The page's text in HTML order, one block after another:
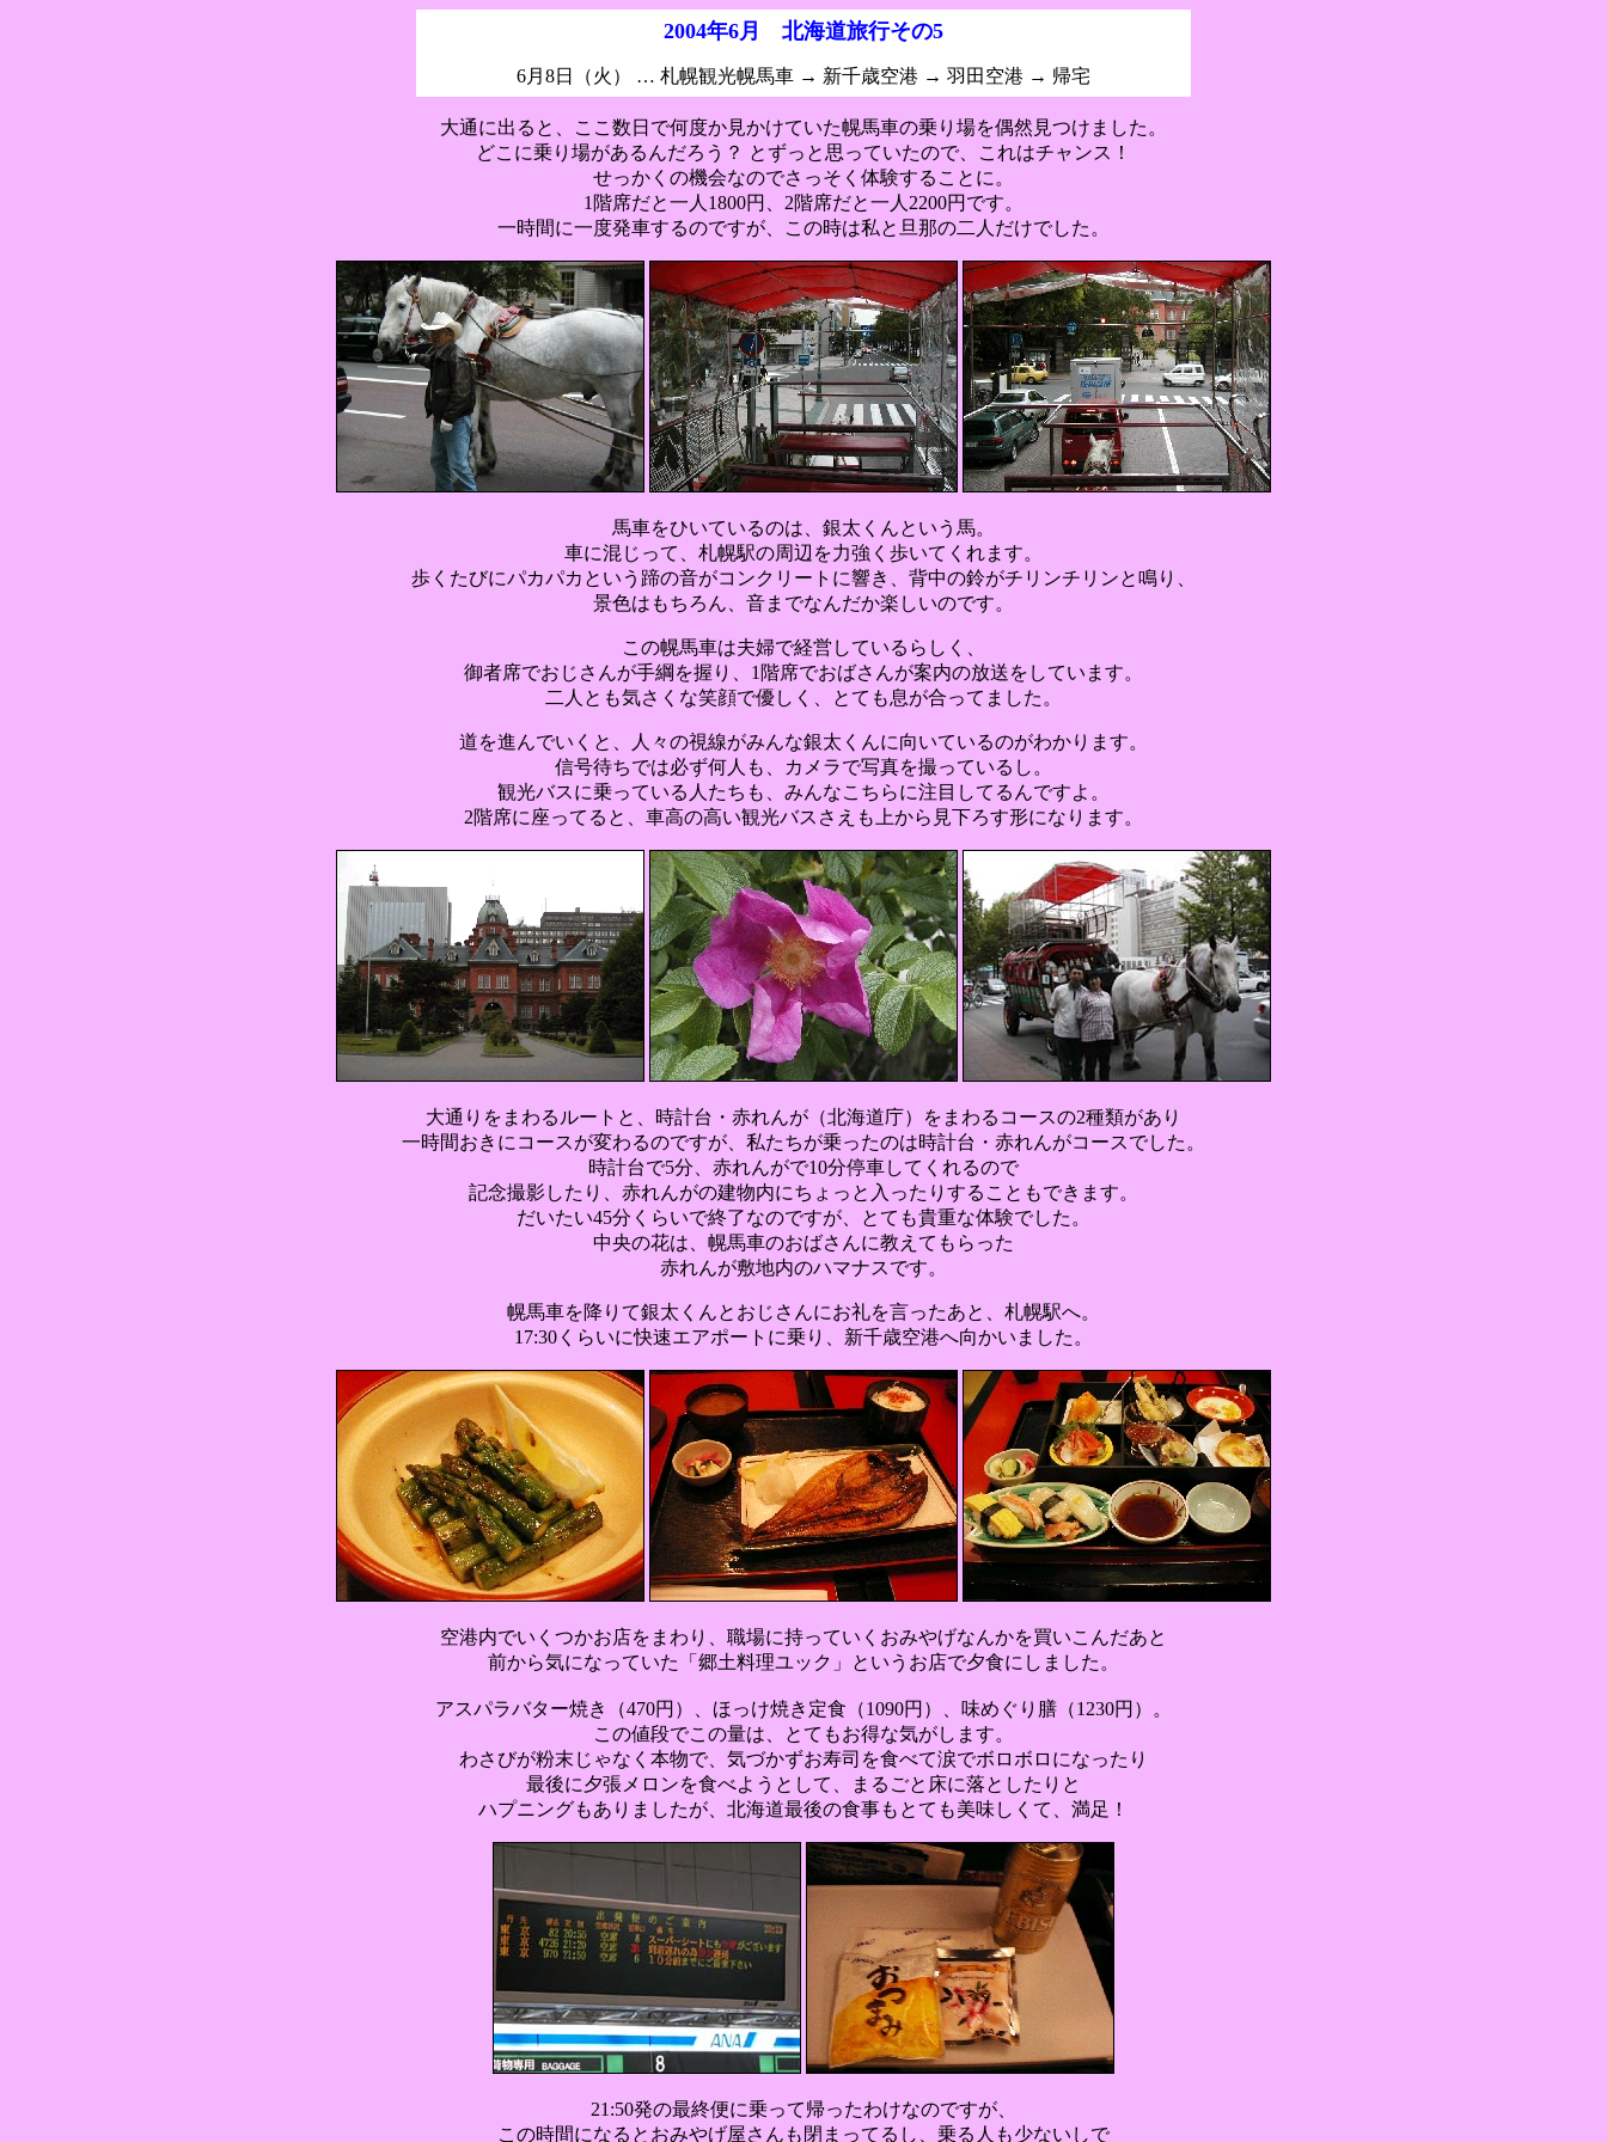
2004年6月 北海道旅行その5
6月8日（火） … 札幌観光幌馬車 → 新千歳空港 → 羽田空港 → 帰宅
大通に出ると、ここ数日で何度か見かけていた幌馬車の乗り場を偶然見つけました。
どこに乗り場があるんだろう？ とずっと思っていたので、これはチャンス！
せっかくの機会なのでさっそく体験することに。
1階席だと一人1800円、2階席だと一人2200円です。
一時間に一度発車するのですが、この時は私と旦那の二人だけでした。
馬車をひいているのは、銀太くんという馬。
車に混じって、札幌駅の周辺を力強く歩いてくれます。
歩くたびにパカパカという蹄の音がコンクリートに響き、背中の鈴がチリンチリンと鳴り、
景色はもちろん、音までなんだか楽しいのです。
この幌馬車は夫婦で経営しているらしく、
御者席でおじさんが手綱を握り、1階席でおばさんが案内の放送をしています。
二人とも気さくな笑顔で優しく、とても息が合ってました。
道を進んでいくと、人々の視線がみんな銀太くんに向いているのがわかります。
信号待ちでは必ず何人も、カメラで写真を撮っているし。
観光バスに乗っている人たちも、みんなこちらに注目してるんですよ。
2階席に座ってると、車高の高い観光バスさえも上から見下ろす形になります。
大通りをまわるルートと、時計台・赤れんが（北海道庁）をまわるコースの2種類があり
一時間おきにコースが変わるのですが、私たちが乗ったのは時計台・赤れんがコースでした。
時計台で5分、赤れんがで10分停車してくれるので
記念撮影したり、赤れんがの建物内にちょっと入ったりすることもできます。
だいたい45分くらいで終了なのですが、とても貴重な体験でした。
中央の花は、幌馬車のおばさんに教えてもらった
赤れんが敷地内のハマナスです。
幌馬車を降りて銀太くんとおじさんにお礼を言ったあと、札幌駅へ。
17:30くらいに快速エアポートに乗り、新千歳空港へ向かいました。
空港内でいくつかお店をまわり、職場に持っていくおみやげなんかを買いこんだあと
前から気になっていた「郷土料理ユック」というお店で夕食にしました。
アスパラバター焼き（470円）、ほっけ焼き定食（1090円）、味めぐり膳（1230円）。
この値段でこの量は、とてもお得な気がします。
わさびが粉末じゃなく本物で、気づかずお寿司を食べて涙でボロボロになったり
最後に夕張メロンを食べようとして、まるごと床に落としたりと
ハプニングもありましたが、北海道最後の食事もとても美味しくて、満足！
21:50発の最終便に乗って帰ったわけなのですが、
この時間になるとおみやげ屋さんも閉まってるし、乗る人も少ないしで